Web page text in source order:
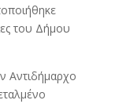
του Δήμου
Αντιδήμαρχο